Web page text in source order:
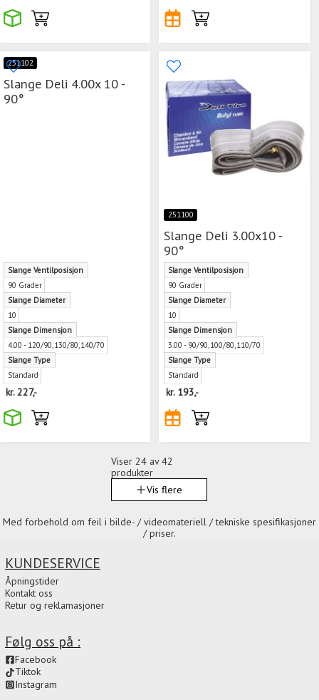
251102
Slange Deli 4.00x 10 -
90°
Slange Ventilposisjon
90 Grader
Slange Diameter
10
Slange Dimensjon
4.00 - 120/90,130/80,140/70
Slange Type
Standard
kr.227,-
251100
Slange Deli 3.00x10 -
90°
Slange Ventilposisjon
90 Grader
Slange Diameter
10
Slange Dimensjon
3.00 - 90/90,100/80,110/70
Slange Type
Standard
kr. 193,-
Viser24 av 42
produkter
Vis flere
Med forbehold om feil i bilde- / videomateriell / tekniske spesifikasjoner
/ priser.
Følg oss på :
Facebook
Tiktok
Instagram
KUNDESERVICE
Åpningstider
Kontakt oss
Retur og reklamasjoner